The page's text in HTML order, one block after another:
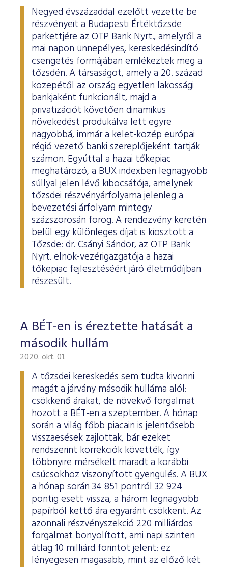
Negyed évszázaddal ezelőtt vezette be
részvényeit a Budapesti Értéktőzsde
parkettjére az OTP Bank Nyrt., amelyről a
mai napon ünnepélyes, kereskedésindító
csengetés formájában emlékeztek meg a
tőzsdén. A társaságot, amely a 20. század
közepétől az ország egyetlen lakossági
bankjaként funkcionált, majd a
privatizációt követően dinamikus
növekedést produkálva lett egyre
nagyobbá, immár a kelet-közép európai
régió vezető banki szereplőjeként tartják
számon. Egyúttal a hazai tőkepiac
meghatározó, a BUX indexben legnagyobb
súllyal jelen lévő kibocsátója, amelynek
tőzsdei részvényárfolyama jelenleg a
bevezetési árfolyam mintegy
százszorosán forog. A rendezvény keretén
belül egy különleges díjat is kiosztott a
Tőzsde: dr. Csányi Sándor, az OTP Bank
Nyrt. elnök-vezérigazgatója a hazai
tőkepiac fejlesztéséért járó életműdíjban
részesült.
A BÉT-en is éreztette hatását a
második hullám
2020. okt. 01.
A tőzsdei kereskedés sem tudta kivonni
magát a járvány második hulláma alól:
csökkenő árakat, de növekvő forgalmat
hozott a BÉT-en a szeptember. A hónap
során a világ főbb piacain is jelentősebb
visszaesések zajlottak, bár ezeket
rendszerint korrekciók követték, így
többnyire mérsékelt maradt a korábbi
csúcsokhoz viszonyított gyengülés. A BUX
a hónap során 34 851 pontról 32 924
pontig esett vissza, a három legnagyobb
papírból kettő ára egyaránt csökkent. Az
azonnali részvényszekció 220 milliárdos
forgalmat bonyolított, ami napi szinten
átlag 10 milliárd forintot jelent: ez
lényegesen magasabb, mint az előző két